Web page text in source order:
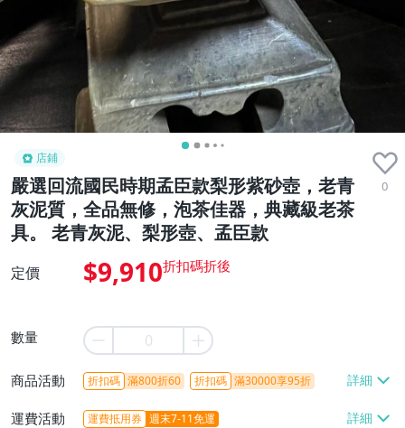
店鋪
嚴選回流國民時期孟臣款梨形紫砂壺，老青
灰泥質，全品無修，泡茶佳器，典藏級老茶
具。 老青灰泥、梨形壺、孟臣款
0
定價 $9,910
數量
商品活動 折扣碼 滿800折60 折扣碼 滿30000享95折
運費活動 運費抵用券 週末7-11免運